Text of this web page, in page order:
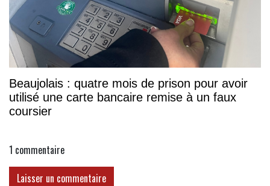
Beaujolais : quatre mois de prison pour avoir
utilisé une carte bancaire remise à un faux
coursier
1 commentaire
Laisser un commentaire